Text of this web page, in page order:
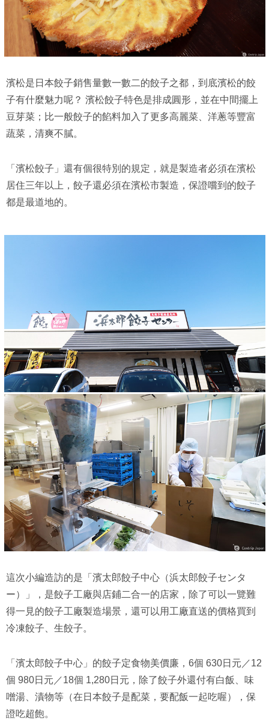
濱松是日本餃子銷售量數一數二的餃子之都，到底濱松的餃
子有什麼魅力呢？ 濱松餃子特色是排成圓形，並在中間擺上
豆芽菜；比一般餃子的餡料加入了更多高麗菜、洋蔥等豐富
蔬菜，清爽不膩。
「濱松餃子」還有個很特別的規定，就是製造者必須在濱松
居住三年以上，餃子還必須在濱松市製造，保證嚐到的餃子
都是最道地的。
這次小編造訪的是「濱太郎餃子中心（浜太郎餃子センタ
ー）」，是餃子工廠與店鋪二合一的店家，除了可以一覽難
得一見的餃子工廠製造場景，還可以用工廠直送的價格買到
冷凍餃子、生餃子。
「濱太郎餃子中心」的餃子定食物美價廉，6個 630日元／12
個 980日元／18個 1,280日元，除了餃子外還付有白飯、味
噌湯、漬物等（在日本餃子是配菜，要配飯一起吃喔），保
證吃超飽。